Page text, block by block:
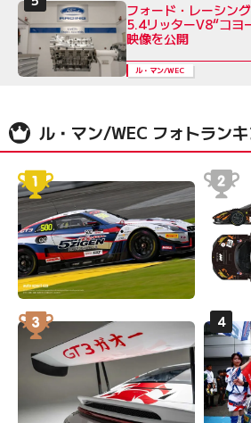
フォード・レーシン
5.4リッターV8“コヨ
映像を公開
ル・マン/WEC
ル・マン/WEC フォトラン